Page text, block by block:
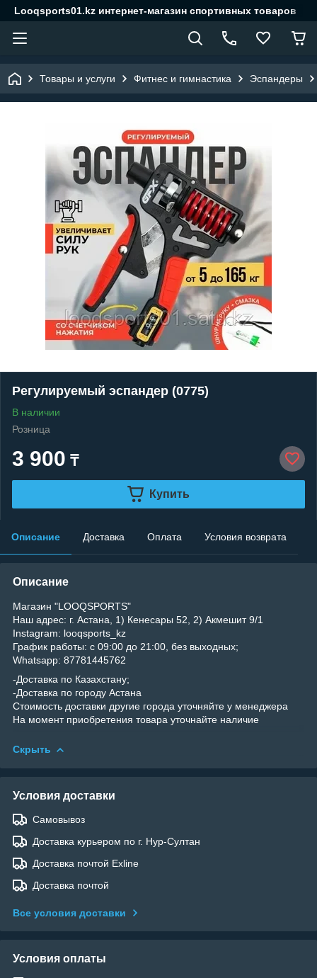
Looqsports01.kz интернет-магазин спортивных товаров
Товары и услуги Фитнес и гимнастика Эспандеры
Регулируемый эспандер (0775)
В наличии
Розница
3 900 ₸
Купить
Описание Доставка Оплата Условия возврата
Описание
Магазин "LOOQSPORTS"
Наш адрес: г. Астана, 1) Кенесары 52, 2) Акмешит 9/1
Instagram: looqsports_kz
График работы: с 09:00 до 21:00, без выходных;
Whatsapp: 87781445762
-Доставка по Казахстану;
-Доставка по городу Астана
Стоимость доставки другие города уточняйте у менеджера
На момент приобретения товара уточнайте наличие
Скрыть
Условия доставки
Самовывоз
Доставка курьером по г. Нур-Султан
Доставка почтой Exline
Доставка почтой
Все условия доставки
Условия оплаты